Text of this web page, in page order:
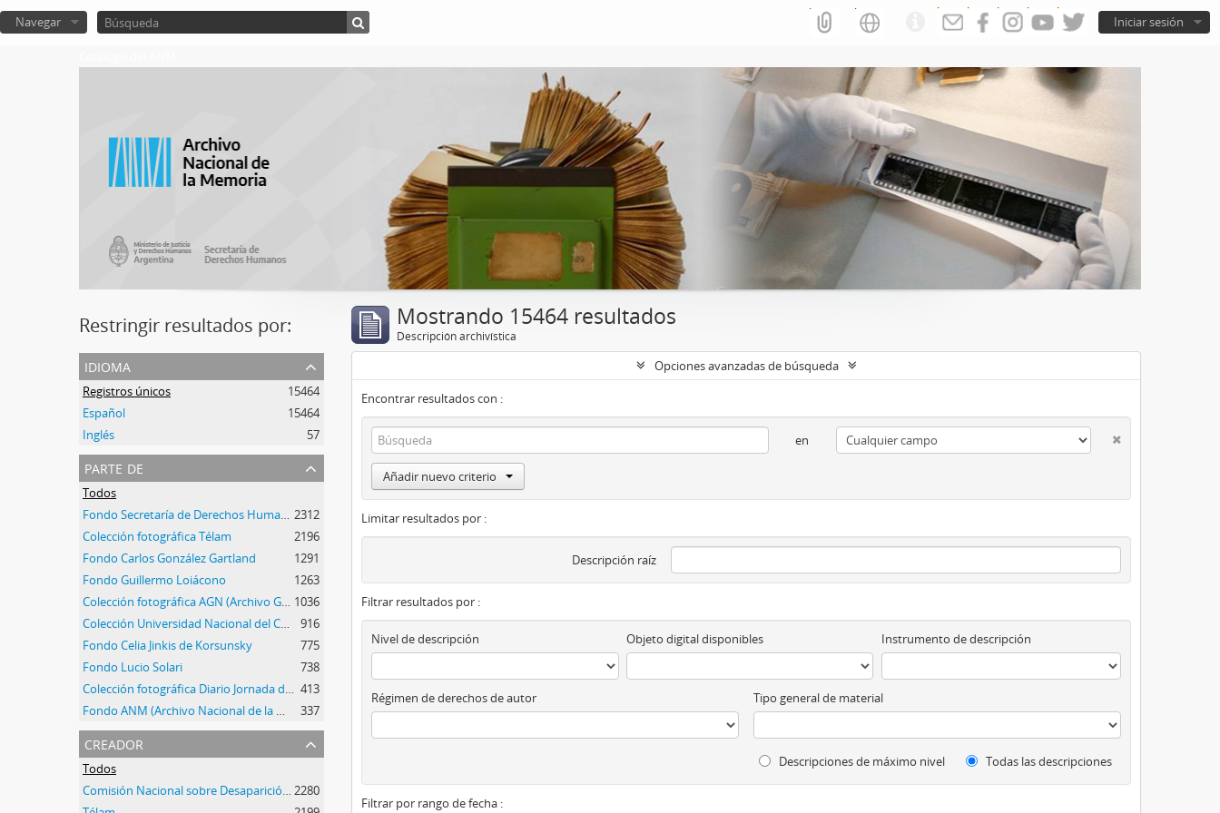
Iniciar sesión
Navegar
Restringir resultados por:
idioma
Registros únicos
15464
Español
15464
Inglés
57
parte de
Todos
2312
Colección fotográfica Télam
2196
Fondo Carlos González Gartland
1291
Fondo Guillermo Loiácono
1263
1036
916
Fondo Celia Jinkis de Korsunsky
775
Fondo Lucio Solari
738
413
337
creador
Todos
2280
Mostrando 15464 resultados
Descripción archivística
Opciones avanzadas de búsqueda
Encontrar resultados con :
en
Añadir nuevo criterio
Limitar resultados por :
Descripción raíz
Filtrar resultados por :
Nivel de descripción Objeto digital disponibles Instrumento de descripción
Régimen de derechos de autor Tipo general de material
Descripciones de máximo nivel Todas las descripciones
Filtrar por rango de fecha :